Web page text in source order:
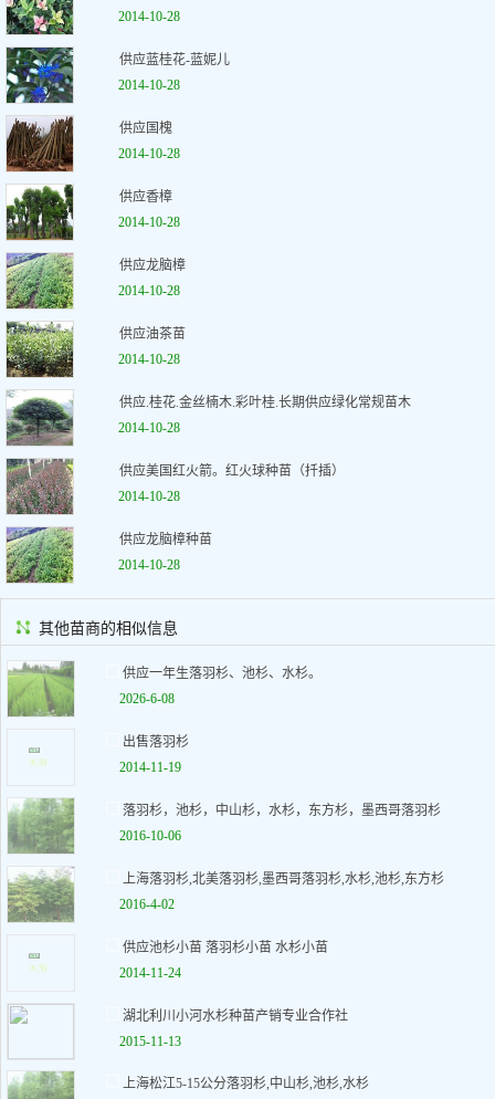
2014-10-28
供应蓝桂花-蓝妮儿
2014-10-28
供应国槐
2014-10-28
供应香樟
2014-10-28
供应龙脑樟
2014-10-28
供应油茶苗
2014-10-28
供应.桂花.金丝楠木.彩叶桂.长期供应绿化常规苗木
2014-10-28
供应美国红火箭。红火球种苗（扦插）
2014-10-28
供应龙脑樟种苗
2014-10-28
其他苗商的相似信息
供应一年生落羽杉、池杉、水杉。
2026-6-08
出售落羽杉
2014-11-19
落羽杉，池杉，中山杉，水杉，东方杉，墨西哥落羽杉
2016-10-06
上海落羽杉,北美落羽杉,墨西哥落羽杉,水杉,池杉,东方杉
2016-4-02
供应池杉小苗 落羽杉小苗 水杉小苗
2014-11-24
湖北利川小河水杉种苗产销专业合作社
2015-11-13
上海松江5-15公分落羽杉,中山杉,池杉,水杉